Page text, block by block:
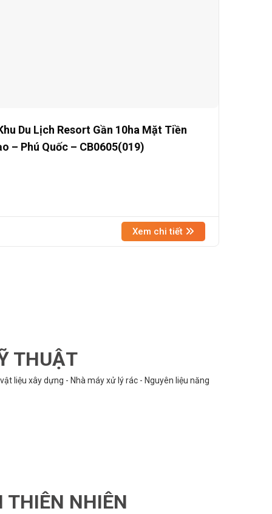
Du Lịch Resort Gần 10ha Mặt Tiền
– Phú Quốc – CB0605(019)
Xem chi tiết
THUẬT
liệu xây dựng - Nhà máy xử lý rác - Nguyên liệu năng
THIÊN NHIÊN